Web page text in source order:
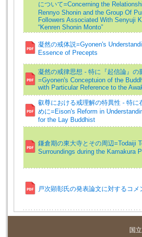
について=Concerning the
Rennyo Shonin and the Group Of
Followers Associated With Senyuji
“Kenren Shonin Monto”
凝然の戒体説=Gyonen's
Essence of Precepts
凝然の戒律思想 - 特に『起信論』の
=Gyonen's Conceptuion of the
with Particular Reference to the
叡尊における戒理解の特異性 - 特に
めに=Eison's Reform in
for the Lay Buddhist
鎌倉期の東大寺とその周辺=Todaiji
Surroundings during the Kamakura
戸次顕彰氏の発表論文に対するコメ
国